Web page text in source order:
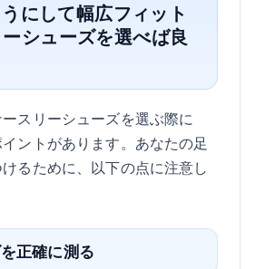
にして幅広フィット
シューズを選べば良
スリーシューズを選ぶ際に
ントがあります。あなたの足
るために、以下の点に注意し
正確に測る